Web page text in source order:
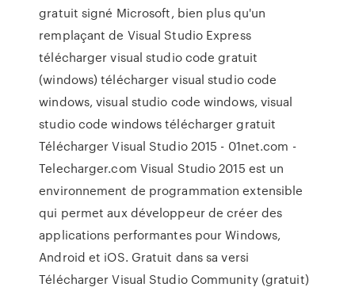
gratuit signé Microsoft, bien plus qu'un
remplaçant de Visual Studio Express
télécharger visual studio code gratuit
(windows) télécharger visual studio code
windows, visual studio code windows, visual
studio code windows télécharger gratuit
Télécharger Visual Studio 2015 - 01net.com -
Telecharger.com Visual Studio 2015 est un
environnement de programmation extensible
qui permet aux développeur de créer des
applications performantes pour Windows,
Android et iOS. Gratuit dans sa versi
Télécharger Visual Studio Community (gratuit)